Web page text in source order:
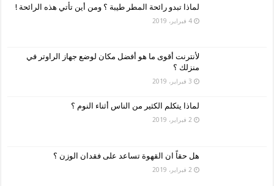
لماذا تبدو رائحة المطر طيبة ؟ ومن أين تأتي هذه الرائحة !
4 فبراير، 2019
لأنترنت أقوى ما هو أفضل مكان لوضع جهاز الراوتر في
منزلك ؟
3 فبراير، 2019
لماذا يتكلم الكثير من الناس أثناء النوم ؟
2 فبراير، 2019
هل حقاً ان القهوة تساعد على فقدان الوزن ؟
2 فبراير، 2019